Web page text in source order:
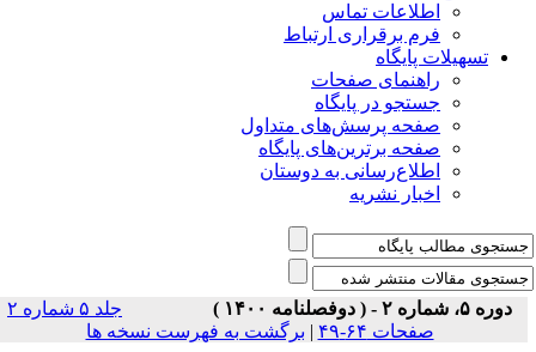
اطلاعات تماس
فرم برقراری ارتباط
پایگاه
راهنمای صفحات
جستجو در پایگاه
صفحه پرسش‌های متداول
صفحه برترین‌های پایگاه
اطلاع‌رسانی به دوستان
اخبار نشریه
جلد ۵ شماره ۲
|برگشت به فهرست نسخه ها